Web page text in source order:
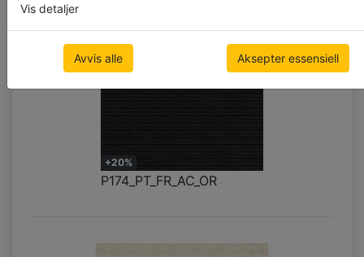
Vis detaljer
Avvis alle Aksepter essensiell
+20%
P174_PT_FR_AC_OR